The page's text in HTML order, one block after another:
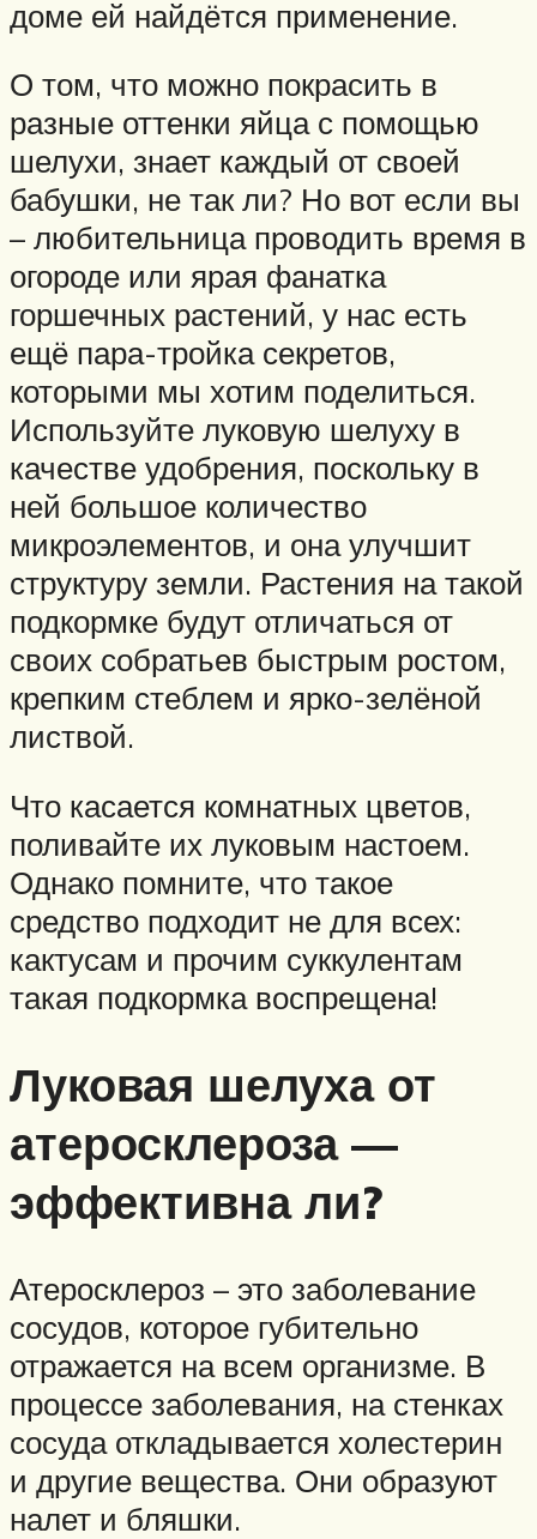
доме ей найдётся применение.
О том, что можно покрасить в
разные оттенки яйца с помощью
шелухи, знает каждый от своей
бабушки, не так ли? Но вот если вы
– любительница проводить время в
огороде или ярая фанатка
горшечных растений, у нас есть
ещё пара-тройка секретов,
которыми мы хотим поделиться.
Используйте луковую шелуху в
качестве удобрения, поскольку в
ней большое количество
микроэлементов, и она улучшит
структуру земли. Растения на такой
подкормке будут отличаться от
своих собратьев быстрым ростом,
крепким стеблем и ярко-зелёной
листвой.
Что касается комнатных цветов,
поливайте их луковым настоем.
Однако помните, что такое
средство подходит не для всех:
кактусам и прочим суккулентам
такая подкормка воспрещена!
Луковая шелуха от
атеросклероза —
эффективна ли?
Атеросклероз – это заболевание
сосудов, которое губительно
отражается на всем организме. В
процессе заболевания, на стенках
сосуда откладывается холестерин
и другие вещества. Они образуют
налет и бляшки.